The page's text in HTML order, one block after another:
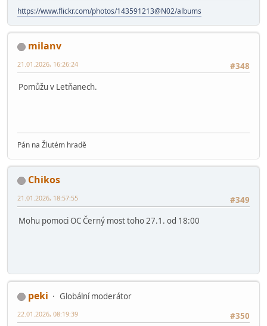
Pool
úterý 27.1 od 18:00.
https://www.flickr.com/photos/143591213@N02/albums
milanv
#348
21.01.2026, 16:26:24
Pomůžu v Letňanech.
Pán na Žlutém hradě
Chikos